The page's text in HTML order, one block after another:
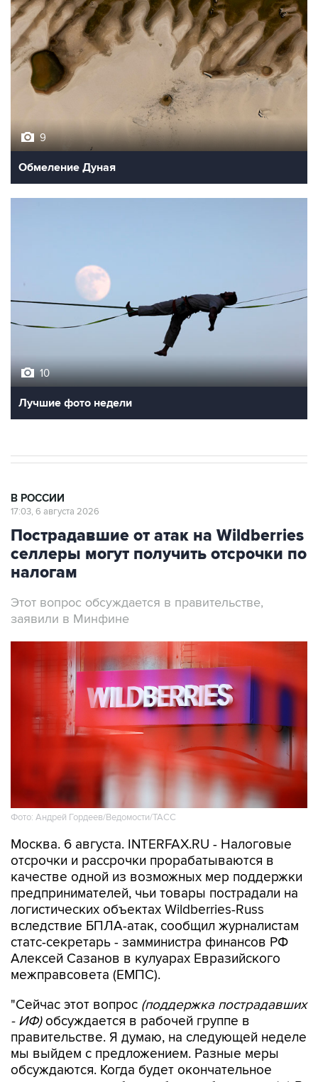
9
Обмеление Дуная
10
Лучшие фото недели
В РОССИИ
17:03, 6 августа 2026
Пострадавшие от атак на Wildberries
селлеры могут получить отсрочки по
налогам
Этот вопрос обсуждается в правительстве,
заявили в Минфине
Фото: Андрей Гордеев/Ведомости/ТАСС
Москва. 6 августа. INTERFAX.RU - Налоговые
отсрочки и рассрочки прорабатываются в
качестве одной из возможных мер поддержки
предпринимателей, чьи товары пострадали на
логистических объектах Wildberries-Russ
вследствие БПЛА-атак, сообщил журналистам
статс-секретарь - замминистра финансов РФ
Алексей Сазанов в кулуарах Евразийского
межправсовета (ЕМПС).
"Сейчас этот вопрос (поддержка пострадавших
- ИФ)обсуждается в рабочей группе в
правительстве. Я думаю, на следующей неделе
мы выйдем с предложением. Разные меры
обсуждаются. Когда будет окончательное